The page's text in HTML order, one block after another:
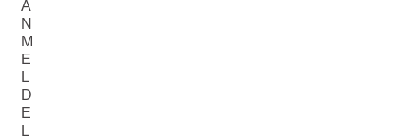
A
N
M
E
L
D
E
L